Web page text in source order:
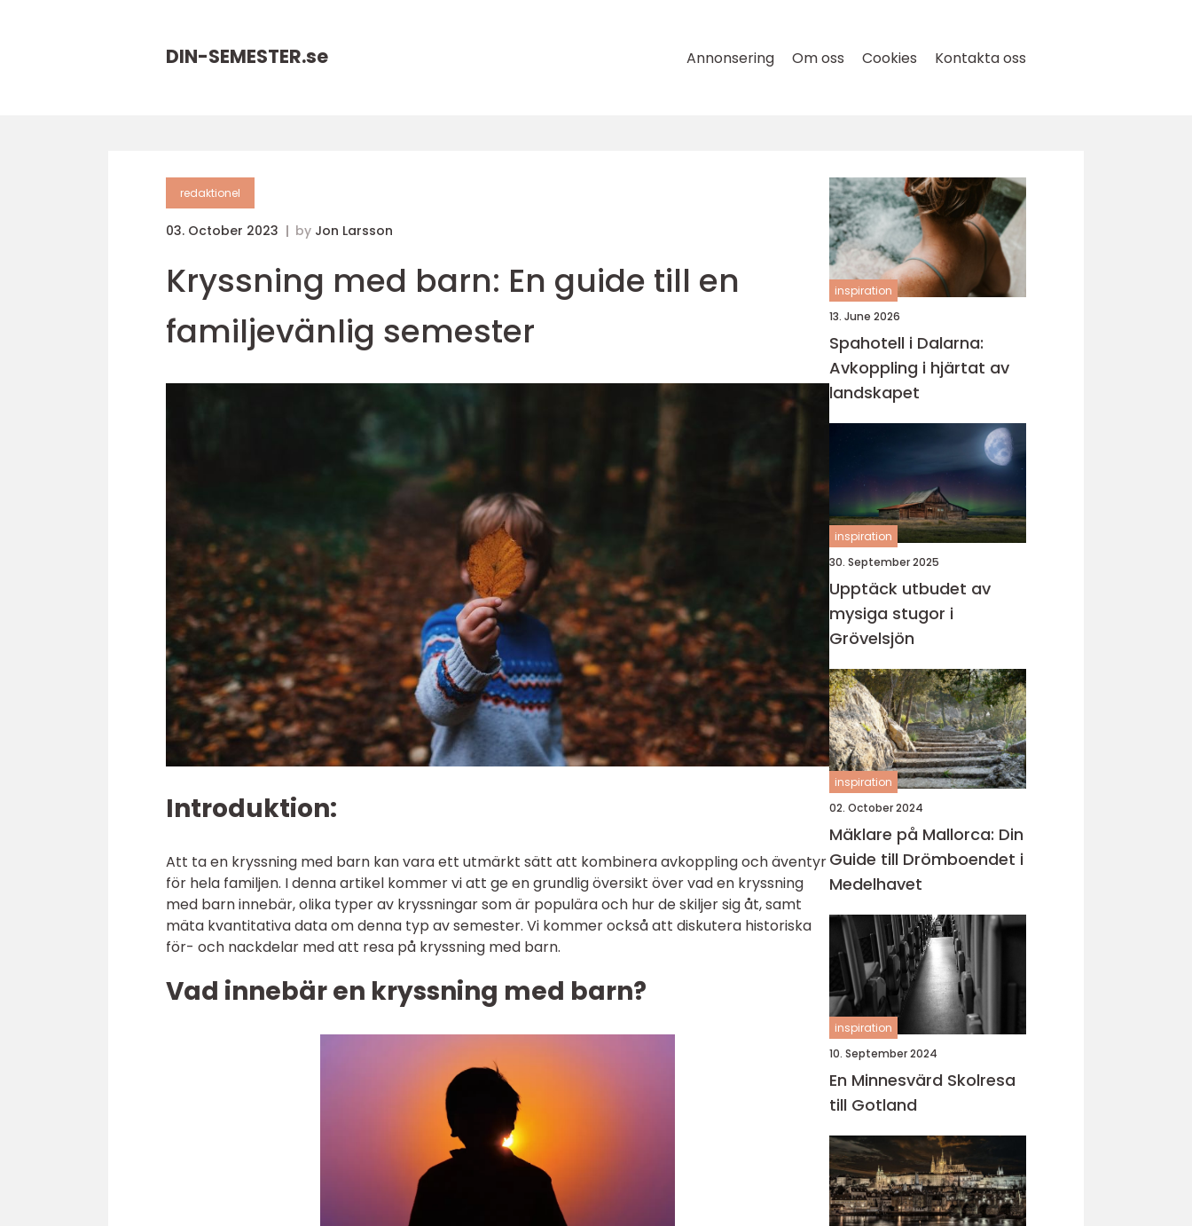
DIN-SEMESTER.se Annonsering Om oss Cookies Kontakta oss
redaktionel
03. October 2023 by Jon Larsson
Kryssning med barn: En guide till en
familjevänlig semester
Introduktion:
Att ta en kryssning med barn kan vara ett utmärkt sätt att kombinera avkoppling och äventyr
för hela familjen. I denna artikel kommer vi att ge en grundlig översikt över vad en kryssning
med barn innebär, olika typer av kryssningar som är populära och hur de skiljer sig åt, samt
mäta kvantitativa data om denna typ av semester. Vi kommer också att diskutera historiska
för- och nackdelar med att resa på kryssning med barn.
Vad innebär en kryssning med barn?
inspiration
13. June 2026
Spahotell i Dalarna:
Avkoppling i hjärtat av
landskapet
inspiration
30. September 2025
Upptäck utbudet av
mysiga stugor i
Grövelsjön
inspiration
02. October 2024
Mäklare på Mallorca: Din
Guide till Drömboendet i
Medelhavet
inspiration
10. September 2024
En Minnesvärd Skolresa
till Gotland